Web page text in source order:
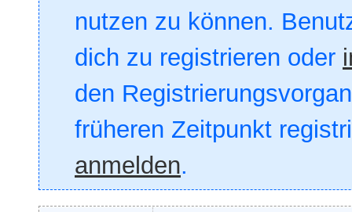
nutzen zu können.
dich zu registrieren oder
den
früheren Zeitpunkt
anmelden.